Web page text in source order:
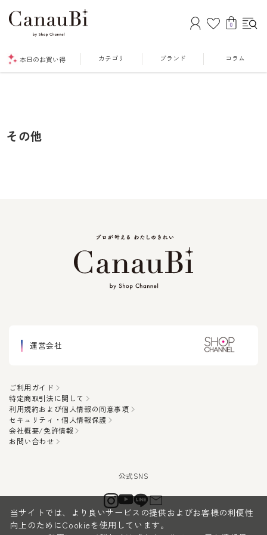
0
本日のお買い得 カテゴリ ブランド コラム
その他
運営会社
ご利用ガイド
特定商取引法に関して
利用規約および個人情報の同意事項
セキュリティ・個人情報保護
会社概要/免許情報
お問い合わせ
当サイトでは、より良いサービスの提供およびお客様の利便性
向上のためにCookieを使用しています。